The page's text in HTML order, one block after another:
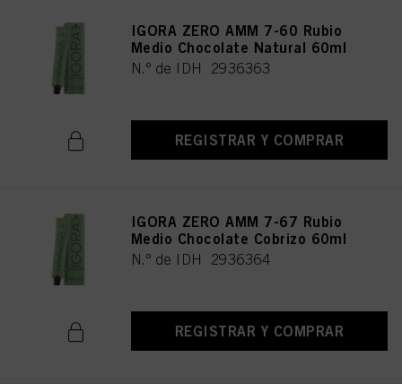
IGORA ZERO AMM 7-60 Rubio
Medio Chocolate Natural 60ml
N.º de IDH 2936363
REGISTRAR Y COMPRAR
IGORA ZERO AMM 7-67 Rubio
Medio Chocolate Cobrizo 60ml
N.º de IDH 2936364
REGISTRAR Y COMPRAR